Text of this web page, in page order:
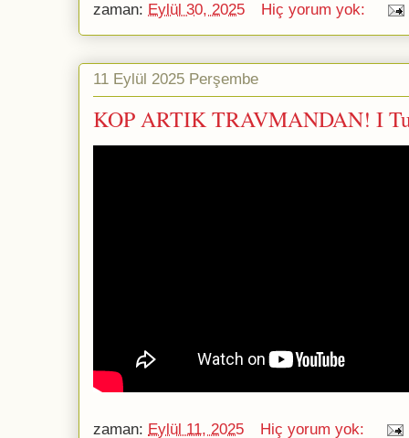
zaman: Eylül 30, 2025 Hiç yorum yok:
11 Eylül 2025 Perşembe
KOP ARTIK TRAVMANDAN! I
zaman: Eylül 11, 2025 Hiç yorum yok: